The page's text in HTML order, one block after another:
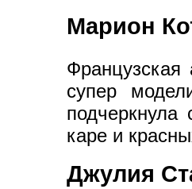
Марион
Французская
супер
каре и
Джулия